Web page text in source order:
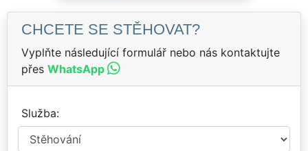
CHCETE SE STĚHOVAT?
Vyplňte následující formulář nebo nás kontaktujte
přes WhatsApp
Služba